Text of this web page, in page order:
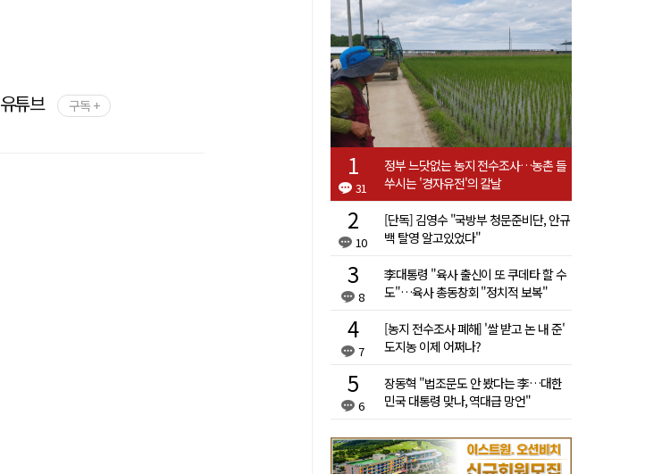
유튜브 구독 +
31
정부 느닷없는 농지 전수조사…농촌 들
쑤시는 '경자유전'의 칼날
10
[단독] 김영수 "국방부 청문준비단, 안규
백 탈영 알고있었다"
8
李대통령 "육사 출신이 또 쿠데타 할 수
도"…육사 총동창회 "정치적 보복"
7
[농지 전수조사 폐해] '쌀 받고 논 내 준'
도지농 이제 어쩌나?
6
장동혁 "법조문도 안 봤다는 李…대한
민국 대통령 맞나, 역대급 망언"